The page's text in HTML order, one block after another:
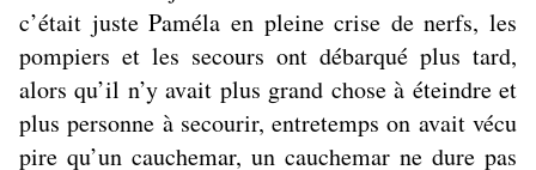
c’était juste Paméla en pleine crise de nerfs, les
pompiers et les secours ont débarqué plus tard,
alors qu’il n’y avait plus grand chose à éteindre et
plus personne à secourir, entretemps on avait vécu
pire qu’un cauchemar, un cauchemar ne dure pas